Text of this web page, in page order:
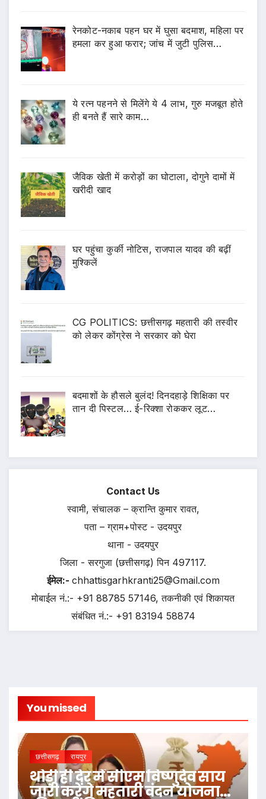
रेनकोट-नकाब पहन घर में घुसा बदमाश, महिला पर
हमला कर हुआ फरार; जांच में जुटी पुलिस…
ये रत्न पहनने से मिलेंगे ये 4 लाभ, गुरु मजबूत होते
ही बनते हैं सारे काम…
जैविक खेती में करोड़ों का घोटाला, दोगुने दामों में
खरीदी खाद
घर पहुंचा कुर्की नोटिस, राजपाल यादव की बढ़ीं
मुश्किलें
CG POLITICS: छत्तीसगढ़ महतारी की तस्वीर
को लेकर कोंग्रेस ने सरकार को घेरा
बदमाशों के हौसले बुलंद! दिनदहाड़े शिक्षिका पर
तान दी पिस्टल… ई-रिक्शा रोककर लूट…
Contact Us
स्वामी, संचालक – क्रान्ति कुमार रावत,
पता – ग्राम+पोस्ट - उदयपुर
थाना - उदयपुर
जिला - सरगुजा (छत्तीसगढ़) पिन 497117.
ईमेल:- chhattisgarhkranti25@Gmail.com
मोबाईल नं.:- +91 88785 57146, तकनीकी एवं शिकायत
संबंधित नं.:- +91 83194 58874
You missed
छत्तीसगढ़ रायपुर
थोड़ी ही देर में सीएम विष्णुदेव साय
जारी करेंगे महतारी वंदन योजना